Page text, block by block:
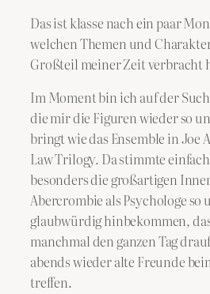
Das ist klasse nach ein paar
welchen Themen und
Großteil meiner Zeit verbracht
Im Moment bin ich auf der
die mir die Figuren wieder so
bringt wie das Ensemble in Joe
Law Trilogy. Da stimmte
besonders die großartigen
Abercrombie als Psychologe so
glaubwürdig hinbekommen,
manchmal den ganzen Tag
abends wieder alte Freunde
treffen.